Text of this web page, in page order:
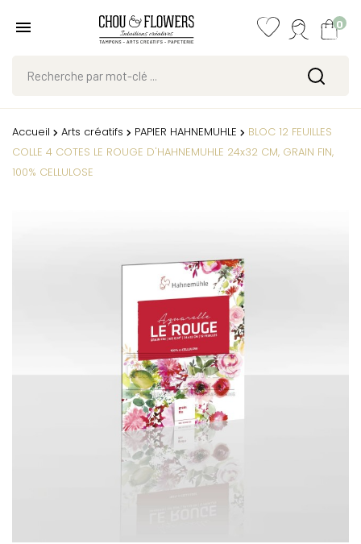
0
Accueil Arts créatifs PAPIER HAHNEMUHLE
BLOC 12 FEUILLES
COLLE 4 COTES LE ROUGE D'HAHNEMUHLE 24x32 CM, GRAIN FIN,
100% CELLULOSE